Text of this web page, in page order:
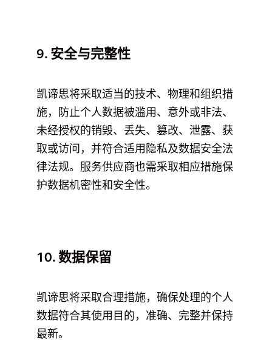
9. 安全与完整性
凯谛思将采取适当的技术、物理和组织措
施，防止个人数据被滥用、意外或非法、
未经授权的销毁、丢失、篡改、泄露、获
取或访问，并符合适用隐私及数据安全法
律法规。服务供应商也需采取相应措施保
护数据机密性和安全性。
10. 数据保留
凯谛思将采取合理措施，确保处理的个人
数据符合其使用目的，准确、完整并保持
最新。